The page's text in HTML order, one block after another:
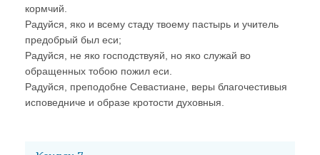
кормчий.
Радуйся, яко и всему стаду твоему пастырь и учитель
предобрый был еси;
Радуйся, не яко господствуяй, но яко служай во
обращенных тобою пожил еси.
Радуйся, преподобне Севастиане, веры благочестивыя
исповедниче и образе кротости духовныя.